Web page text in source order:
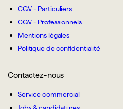
CGV - Particuliers
CGV - Professionnels
Mentions légales
Politique de confidentialité
Contactez-nous
Service commercial
Jobs & candidatures